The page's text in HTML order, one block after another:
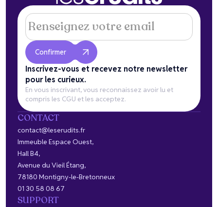
En vous inscrivant, vous reconnaissez avoir lu et
compris les CGU et les acceptez.
Inscrivez-vous et recevez notre newsletter
pour les curieux.
CONTACT
contact@leserudits.fr
Immeuble Espace Ouest,
Hall B4,
Avenue du Vieil Étang,
78180 Montigny-le-Bretonneux
01 30 58 08 67
SUPPORT